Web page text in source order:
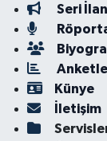
Seri İlan
Künye
İletişim